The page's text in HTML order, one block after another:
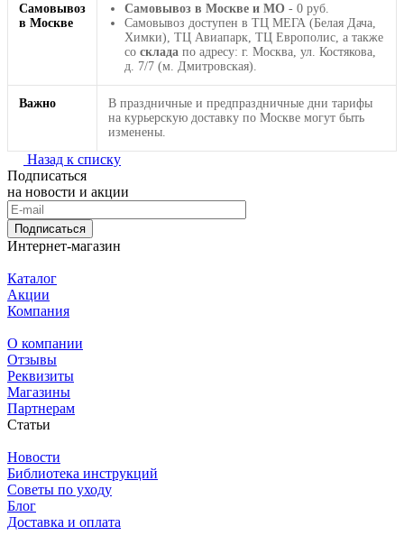
Самовывоз
в Москве
Самовывоз в Москве и МО - 0 руб.
Самовывоз доступен в ТЦ МЕГА (Белая Дача,
Химки), ТЦ Авиапарк, ТЦ Европолис, а также
со склада по адресу: г. Москва, ул. Костякова,
д. 7/7 (м. Дмитровская).
Важно
В праздничные и предпраздничные дни тарифы
на курьерскую доставку по Москве могут быть
изменены.
Назад к списку
Подписаться
на новости и акции
Подписаться
Интернет-магазин
Каталог
Акции
Компания
О компании
Отзывы
Реквизиты
Магазины
Партнерам
Статьи
Новости
Библиотека инструкций
Советы по уходу
Блог
Доставка и оплата